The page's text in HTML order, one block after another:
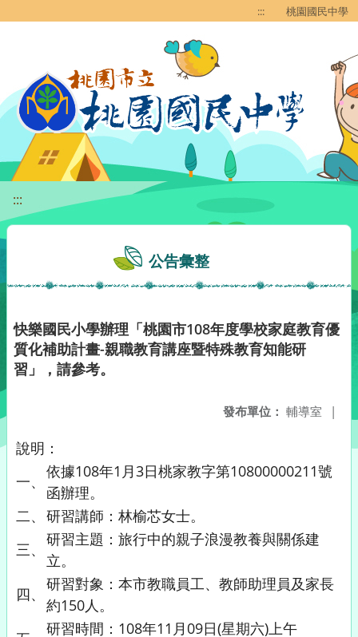
::: 桃園國民中學
:::
公告彙整
快樂國民小學辦理「桃園市108年度學校家庭教育優
質化補助計畫-親職教育講座暨特殊教育知能研
習」，請參考。
發布單位： 輔導室 |
說明：
一、
依據108年1月3日桃家教字第10800000211號
函辦理。
二、 研習講師：林榆芯女士。
三、
研習主題：旅行中的親子浪漫教養與關係建
立。
四、
研習對象：本市教職員工、教師助理員及家長
約150人。
研習時間：108年11月09日(星期六)上午